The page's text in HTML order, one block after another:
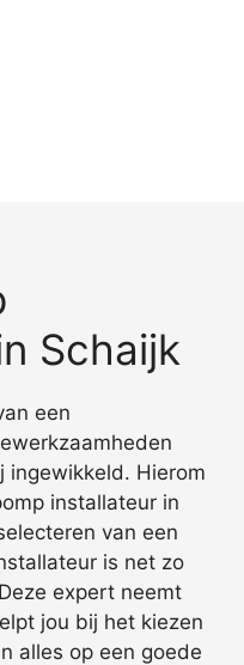
Schaijk
een
ingewikkeld. Hierom
installateur in
van een
is net zo
expert neemt
jou bij het kiezen
alles op een goede